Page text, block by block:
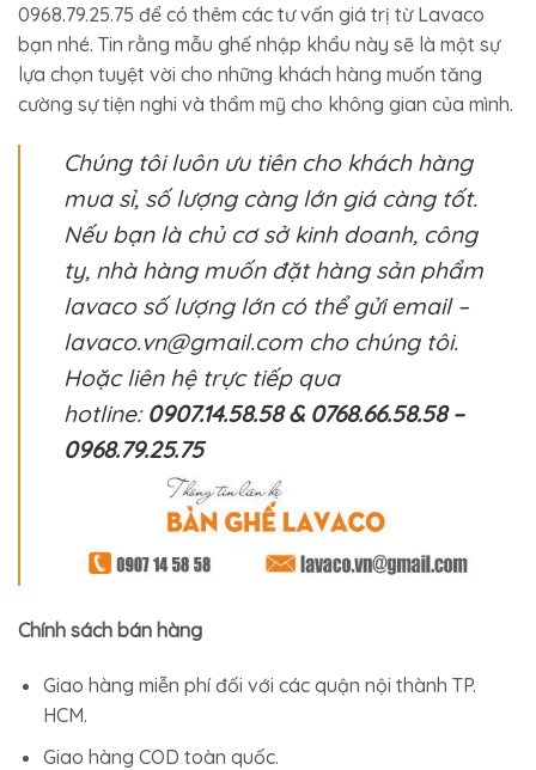
0968.79.25.75 để có thêm các tư vấn giá trị từ Lavaco
bạn nhé. Tin rằng mẫu ghế nhập khẩu này sẽ là một sự
lựa chọn tuyệt vời cho những khách hàng muốn tăng
cường sự tiện nghi và thẩm mỹ cho không gian của mình.
Chúng tôi luôn ưu tiên cho khách hàng
mua sỉ, số lượng càng lớn giá càng tốt.
Nếu bạn là chủ cơ sở kinh doanh, công
ty, nhà hàng muốn đặt hàng sản phẩm
lavaco số lượng lớn có thể gửi email –
lavaco.vn@gmail.com cho chúng tôi.
Hoặc liên hệ trực tiếp qua
hotline: 0907.14.58.58 & 0768.66.58.58 –
0968.79.25.75
Chính sách bán hàng
Giao hàng miễn phí đối với các quận nội thành TP.
HCM.
Giao hàng COD toàn quốc.